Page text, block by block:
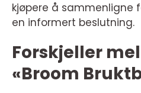
kjøpere å sammenligne
en informert beslutning.
Forskjeller
«Broom